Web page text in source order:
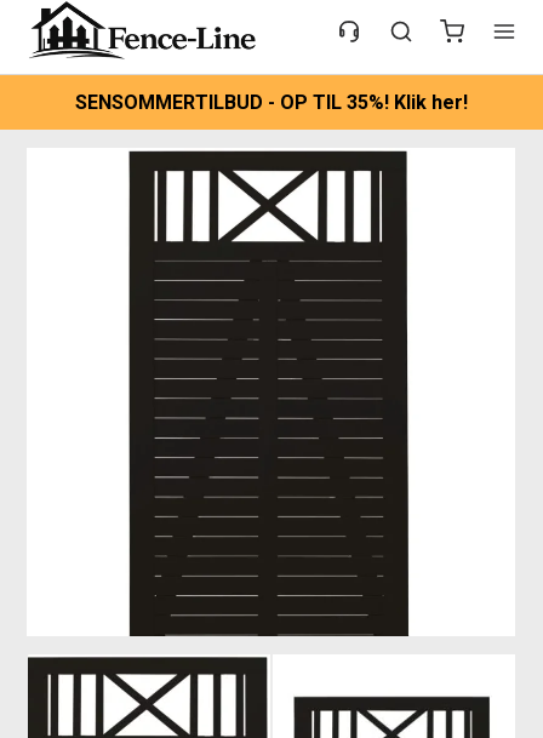
SENSOMMERTILBUD - OP TIL 35%! Klik her!